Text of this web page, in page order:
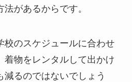
があるからです。
校のスケジュールに合わせ
着物をレンタルして出かけ
減るのではないでしょう